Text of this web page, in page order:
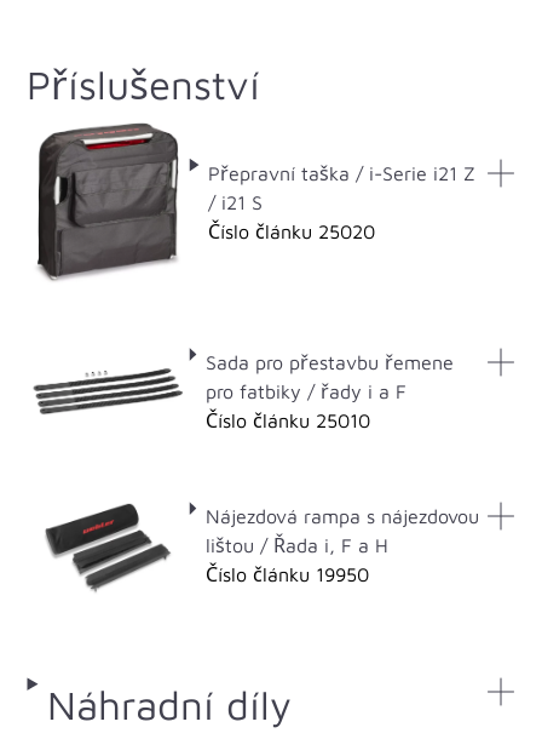
Příslušenství
Přepravní taška / i-Serie i21 Z
/ i21 S
Číslo článku 25020
Sada pro přestavbu řemene
pro fatbiky / řady i a F
Číslo článku 25010
Nájezdová rampa s nájezdovou
lištou / Řada i, F a H
Číslo článku 19950
Náhradní díly